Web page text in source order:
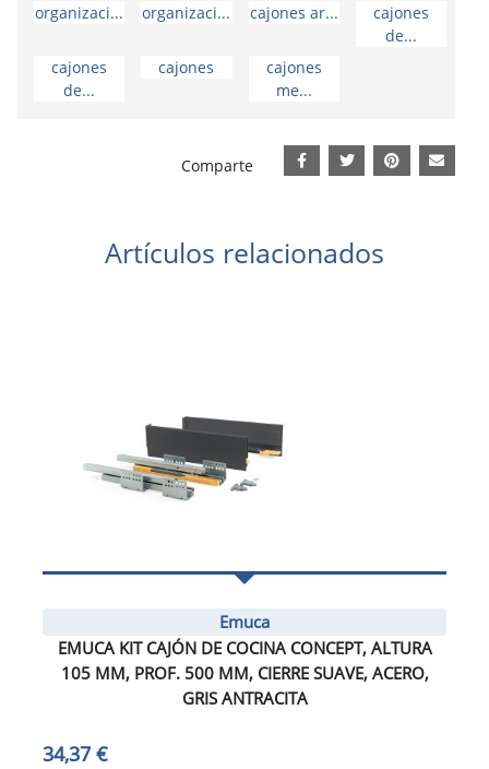
organizaci...
organizaci... cajones ar...
cajones
de...
cajones
de...
cajones
cajones
me...
Comparte
Artículos relacionados
Emuca
EMUCA KIT CAJÓN DE COCINA CONCEPT, ALTURA
105 MM, PROF. 500 MM, CIERRE SUAVE, ACERO,
GRIS ANTRACITA
34,37 €